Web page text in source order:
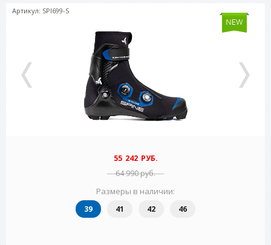
Артикул: SPI699-S
55 242 РУБ.
64 990 руб.
Размеры в наличии:
39 41 42 46